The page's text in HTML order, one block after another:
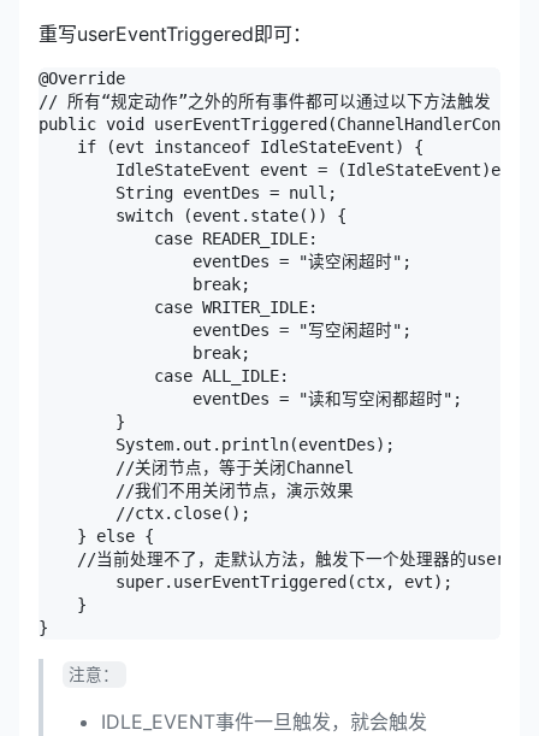
重写userEventTriggered即可：
@Override
// 所有“规定动作”之外的所有事件都可以通过以下方法触发
public void
    if (evt instanceof IdleStateEvent) {
        IdleStateEvent event = (IdleStateEvent)evt;
        String eventDes = null;
        switch (event.state()) {
            case READER_IDLE:
                eventDes = "读空闲超时";
                break;
            case WRITER_IDLE:
                eventDes = "写空闲超时";
                break;
            case ALL_IDLE:
                eventDes = "读和写空闲都超时";
        }
        System.out.println(eventDes);
        //关闭节点，等于关闭Channel
        //我们不用关闭节点，演示效果
        //ctx.close();
    } else {
//当前处理不了，走默认方法，触发下一个处理器的
        super.userEventTriggered(ctx, evt);
    }
注意：
IDLE_EVENT事件一旦触发，就会触发